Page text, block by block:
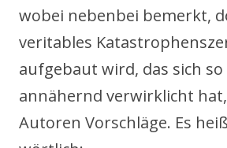
wobei nebenbei bemerkt,
veritables
aufgebaut wird, das sich
annähernd verwirklicht
Autoren Vorschläge. Es